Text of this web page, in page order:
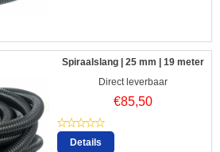
Spiraalslang | 25 mm | 19 meter
Direct leverbaar
€85,50
Details